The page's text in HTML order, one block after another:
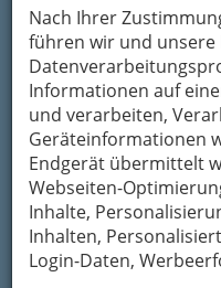
Nach Ihrer
führen wir und
Informationen auf
und verarbeiten,
Geräteinformationen
Endgerät übermittelt
Webseiten-
Inhalte,
Inhalten,
Login-Daten,
Dom
Dererste Teil der
auf
Wenn Sie alle diese
Abschlusskonzert
bequem über
größerer Auflösung)